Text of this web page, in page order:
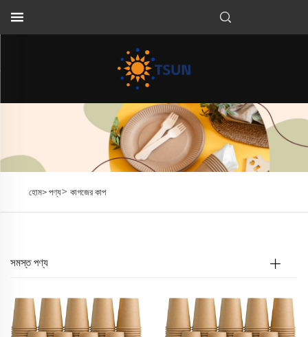
হোম>পণ্য> কাগজের কাপ
সমস্ত পণ্য